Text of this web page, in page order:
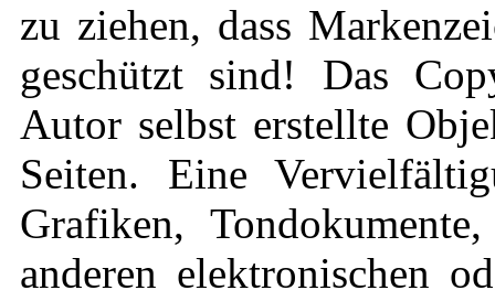
zu ziehen, dass
geschützt sind! Das
Autor selbst erstellte
Seiten. Eine
Grafiken,
anderen elektronischen